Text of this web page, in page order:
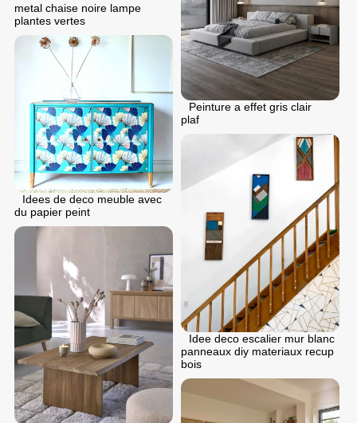
metal chaise noire lampe
plantes vertes
Peinture a effet gris clair
plaf
Idees de deco meuble avec
du papier peint
Idee deco escalier mur blanc
panneaux diy materiaux recup
bois